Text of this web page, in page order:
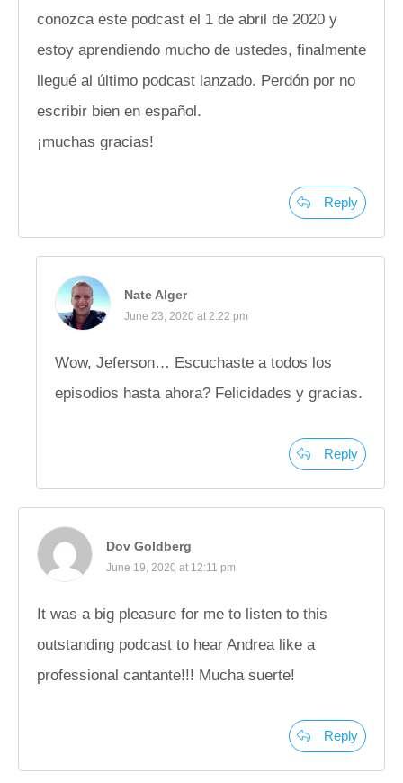
conozca este podcast el 1 de abril de 2020 y
estoy aprendiendo mucho de ustedes, finalmente
llegué al último podcast lanzado. Perdón por no
escribir bien en español.
¡muchas gracias!
Reply
Nate Alger
June 23, 2020 at 2:22 pm
Wow, Jeferson… Escuchaste a todos los
episodios hasta ahora? Felicidades y gracias.
Reply
Dov Goldberg
June 19, 2020 at 12:11 pm
It was a big pleasure for me to listen to this
outstanding podcast to hear Andrea like a
professional cantante!!! Mucha suerte!
Reply